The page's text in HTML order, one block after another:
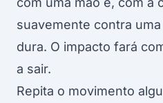
suavemente contra
dura. O impacto fará
a sair.
Repita o movimento